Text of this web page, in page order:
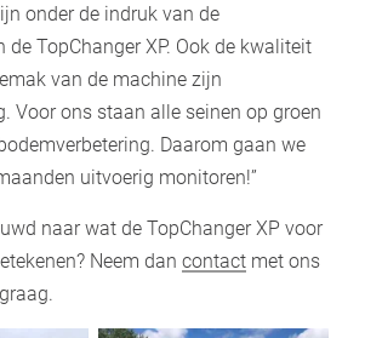
onder de indruk van de
de TopChanger XP. Ook de kwaliteit
van de machine zijn
Voor ons staan alle seinen op groen
Daarom gaan we
uitvoerig monitoren!”
naar wat de TopChanger XP voor
Neem dan contact met ons